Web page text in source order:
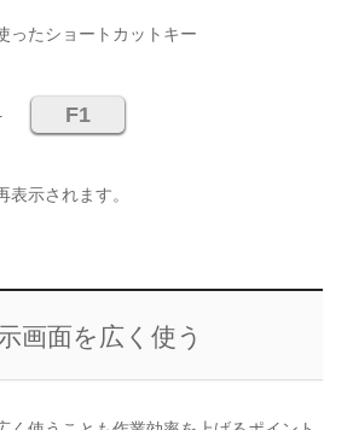
ったショートカットキー
F1
表示されます。
画面を広く使う